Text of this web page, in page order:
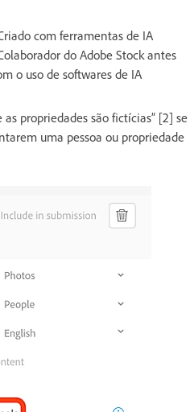
com ferramentas de IA
do Adobe Stock antes
o uso de softwares de IA
as propriedades são fictícias” [2] se
uma pessoa ou propriedade